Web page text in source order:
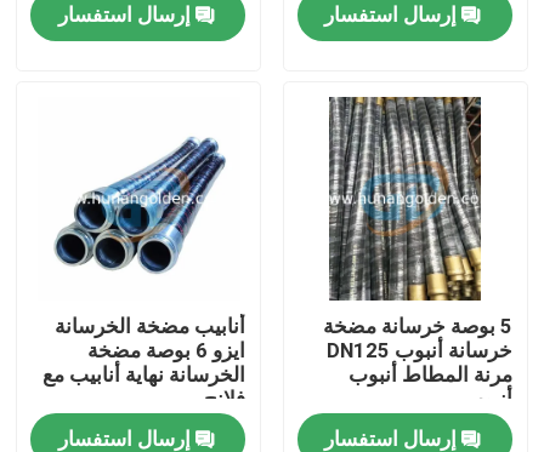
بيت
منتجات
معلومات عنا
جولة في المعمل
رقابة جودة
اتصل بنا
إرسال استفسار
إرسال استفسار
5 بوصة خرسانة مضخة
خرسانة أنبوب DN125
مرنة المطاط أنبوب
أنبوب
إرسال استفسار
أنابيب مضخة الخرسانة
ايزو 6 بوصة مضخة
الخرسانة نهاية أنابيب مع
فلانج
إرسال استفسار